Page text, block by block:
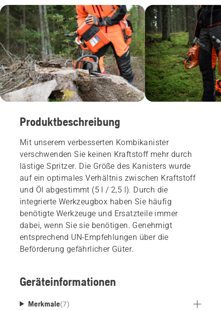
Produktbeschreibung
Mit unserem verbesserten Kombikanister
verschwenden Sie keinen Kraftstoff mehr durch
lästige Spritzer. Die Größe des Kanisters wurde
auf ein optimales Verhältnis zwischen Kraftstoff
und Öl abgestimmt (5 l / 2,5 l). Durch die
integrierte Werkzeugbox haben Sie häufig
benötigte Werkzeuge und Ersatzteile immer
dabei, wenn Sie sie benötigen. Genehmigt
entsprechend UN-Empfehlungen über die
Beförderung gefährlicher Güter.
Geräteinformationen
Merkmale(7)